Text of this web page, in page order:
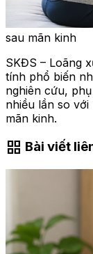
sau mãn kinh
SKĐS – Loãng
tính phổ biến
nghiên cứu,
nhiều lần so với
mãn kinh.
grid_view Bài viết